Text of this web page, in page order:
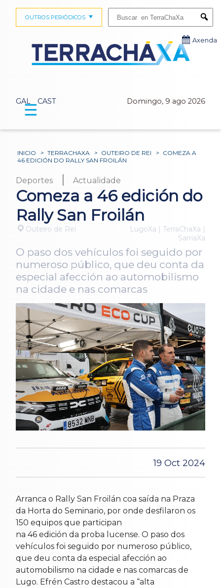
GAL CAST Domingo, 9 ago 2026
OUTROS PERIÓDICOS
Axenda
☰
INICIO > TERRACHAXA > OUTEIRO DE REI > COMEZA A
46 EDICIÓN DO RALLY SAN FROILÁN
Deportes | Actualidade
Comeza a 46 edición do
Rally San Froilán
Outeiro de Rei
LugoXa | TerraChaXa |
SarriaXa
O paso dos vehículos foi seguido por
numeroso público, que deu conta da
especial afección ao automobilismo
na cidade e nas comarcas
19 Oct 2024
Arranca o Rally San Froilán coa saída na Praza
da Horta do Seminario, por onde desfilaron os
150 equipos que participan
na 46 edición da proba lucense. O paso dos
vehículos foi seguido por numeroso público,
que deu conta da especial afección ao
automobilismo na cidade e nas comarcas de
Lugo. Efrén Castro destacou a “alta